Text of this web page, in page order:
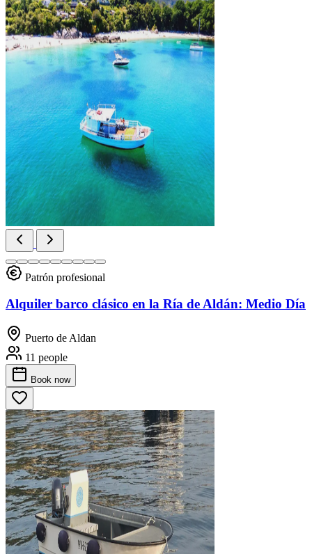
Patrón profesional
Alquiler barco clásico en la Ría de Aldán: Medio Día
Puerto de Aldan
11 people
Book now